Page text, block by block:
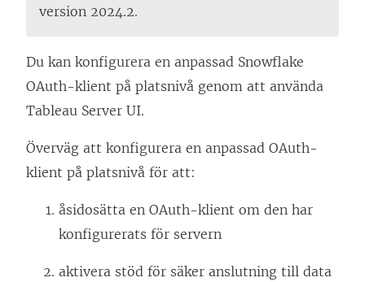
version 2024.2.
Du kan konfigurera en anpassad Snowflake
OAuth-klient på platsnivå genom att använda
Tableau Server UI.
Överväg att konfigurera en anpassad OAuth-
klient på platsnivå för att:
åsidosätta en OAuth-klient om den har
konfigurerats för servern
aktivera stöd för säker anslutning till data